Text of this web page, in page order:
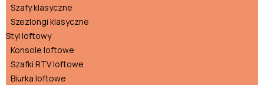
Szafy klasyczne
Szezlongi klasyczne
Styl loftowy
Konsole loftowe
Szafki RTV loftowe
Biurka loftowe